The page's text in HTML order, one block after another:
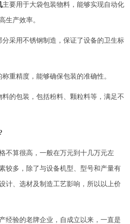
主要用于大袋包装物料，能够实现自动化
生产效率。
采用不锈钢制造，保证了设备的卫生标
重精度，能够确保包装的准确性。
的包装，包括粉料、颗粒料等，满足不
不算很高，一般在万元到十几万元左
较多，除了与设备机型、型号和产量有
计、选材及制造工艺影响，所以以上价
经验的老牌企业，自成立以来，一直是